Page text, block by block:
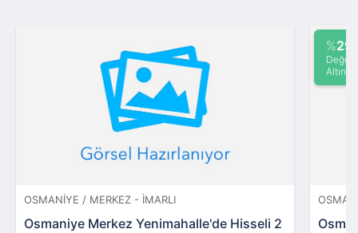
OSMANIYE / MERKEZ - İMARLI
Osmaniye Merkez Yenimahalle'de Hisseli 2
%29
Altında